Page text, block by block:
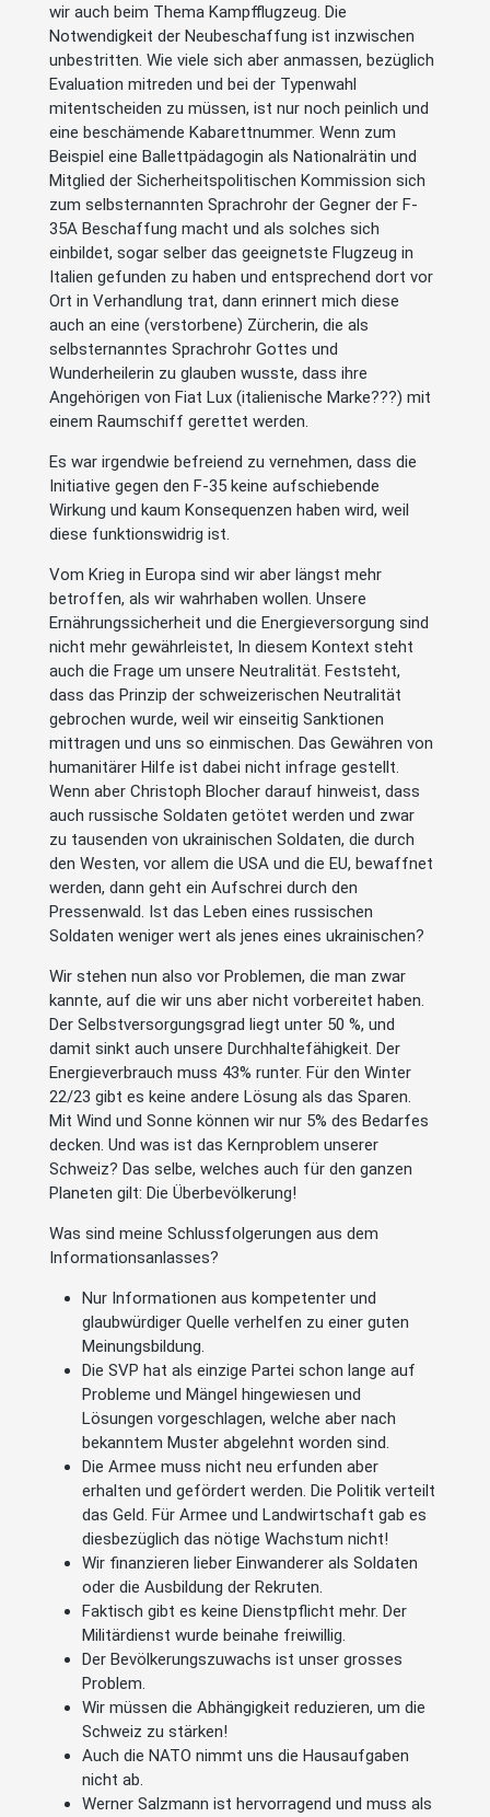
wir auch beim Thema Kampfflugzeug. Die
Notwendigkeit der Neubeschaffung ist inzwischen
unbestritten. Wie viele sich aber anmassen, bezüglich
Evaluation mitreden und bei der Typenwahl
mitentscheiden zu müssen, ist nur noch peinlich und
eine beschämende Kabarettnummer. Wenn zum
Beispiel eine Ballettpädagogin als Nationalrätin und
Mitglied der Sicherheitspolitischen Kommission sich
zum selbsternannten Sprachrohr der Gegner der F-
35A Beschaffung macht und als solches sich
einbildet, sogar selber das geeignetste Flugzeug in
Italien gefunden zu haben und entsprechend dort vor
Ort in Verhandlung trat, dann erinnert mich diese
auch an eine (verstorbene) Zürcherin, die als
selbsternanntes Sprachrohr Gottes und
Wunderheilerin zu glauben wusste, dass ihre
Angehörigen von Fiat Lux (italienische Marke???) mit
einem Raumschiff gerettet werden.
Es war irgendwie befreiend zu vernehmen, dass die
Initiative gegen den F-35 keine aufschiebende
Wirkung und kaum Konsequenzen haben wird, weil
diese funktionswidrig ist.
Vom Krieg in Europa sind wir aber längst mehr
betroffen, als wir wahrhaben wollen. Unsere
Ernährungssicherheit und die Energieversorgung sind
nicht mehr gewährleistet, In diesem Kontext steht
auch die Frage um unsere Neutralität. Feststeht,
dass das Prinzip der schweizerischen Neutralität
gebrochen wurde, weil wir einseitig Sanktionen
mittragen und uns so einmischen. Das Gewähren von
humanitärer Hilfe ist dabei nicht infrage gestellt.
Wenn aber Christoph Blocher darauf hinweist, dass
auch russische Soldaten getötet werden und zwar
zu tausenden von ukrainischen Soldaten, die durch
den Westen, vor allem die USA und die EU, bewaffnet
werden, dann geht ein Aufschrei durch den
Pressenwald. Ist das Leben eines russischen
Soldaten weniger wert als jenes eines ukrainischen?
Wir stehen nun also vor Problemen, die man zwar
kannte, auf die wir uns aber nicht vorbereitet haben.
Der Selbstversorgungsgrad liegt unter 50 %, und
damit sinkt auch unsere Durchhaltefähigkeit. Der
Energieverbrauch muss 43% runter. Für den Winter
22/23 gibt es keine andere Lösung als das Sparen.
Mit Wind und Sonne können wir nur 5% des Bedarfes
decken. Und was ist das Kernproblem unserer
Schweiz? Das selbe, welches auch für den ganzen
Planeten gilt: Die Überbevölkerung!
Was sind meine Schlussfolgerungen aus dem
Informationsanlasses?
Nur Informationen aus kompetenter und
glaubwürdiger Quelle verhelfen zu einer guten
Meinungsbildung.
Die SVP hat als einzige Partei schon lange auf
Probleme und Mängel hingewiesen und
Lösungen vorgeschlagen, welche aber nach
bekanntem Muster abgelehnt worden sind.
Die Armee muss nicht neu erfunden aber
erhalten und gefördert werden. Die Politik verteilt
das Geld. Für Armee und Landwirtschaft gab es
diesbezüglich das nötige Wachstum nicht!
Wir finanzieren lieber Einwanderer als Soldaten
oder die Ausbildung der Rekruten.
Faktisch gibt es keine Dienstpflicht mehr. Der
Militärdienst wurde beinahe freiwillig.
Der Bevölkerungszuwachs ist unser grosses
Problem.
Wir müssen die Abhängigkeit reduzieren, um die
Schweiz zu stärken!
Auch die NATO nimmt uns die Hausaufgaben
nicht ab.
Werner Salzmann ist hervorragend und muss als